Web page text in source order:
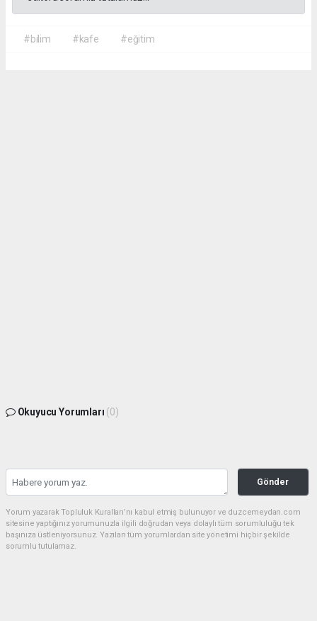
#bilim #kafe #eğitim
Okuyucu Yorumları (0)
Gönder
Yorum yazarak Topluluk Kuralları’nı kabul etmiş bulunuyor ve duzcemeydan.com
sitesine yaptığınız yorumunuzla ilgili doğrudan veya dolaylı tüm sorumluluğu tek
başınıza üstleniyorsunuz. Yazılan tüm yorumlardan site yönetimi hiçbir şekilde
sorumlu tutulamaz.